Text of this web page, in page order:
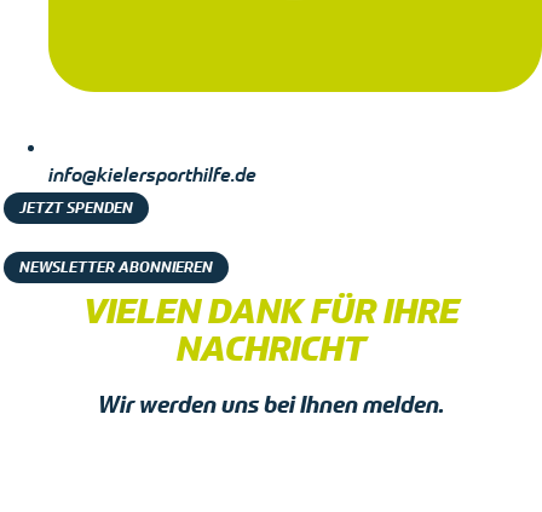
info@kielersporthilfe.de
JETZT SPENDEN
NEWSLETTER ABONNIEREN
VIELEN DANK FÜR IHRE
NACHRICHT
Wir werden uns bei Ihnen melden.